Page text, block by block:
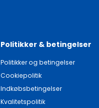
Politikker & betingelser
Politikker og betingelser
Cookiepolitik
Indkøbsbetingelser
Kvalitetspolitik